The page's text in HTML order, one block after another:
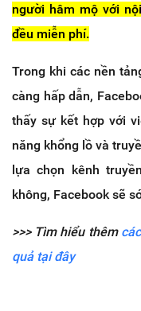
người hâm mộ với
đều miễn phí.
Trong khi các nền
càng hấp dẫn,
thấy sự kết hợp với
năng khổng lồ và
lựa chọn kênh
không, Facebook sẽ
>>> Tìm hiểu thêm
quả tại đây